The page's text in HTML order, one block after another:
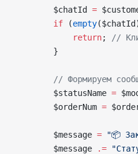
        $chatId
=
        if
(empty($chatId
            return
;
//
        }
// Формируем
        $statusName
=
        $orderNum
=
        $message
= "📦
        $message
.=